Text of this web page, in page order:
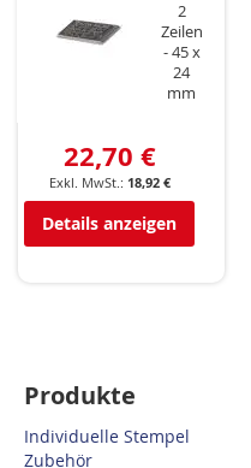
2
Zeilen
45 x
24
mm
22,70 €
18,92 €
Details anzeigen
Produkte
Individuelle Stempel
Zubehör